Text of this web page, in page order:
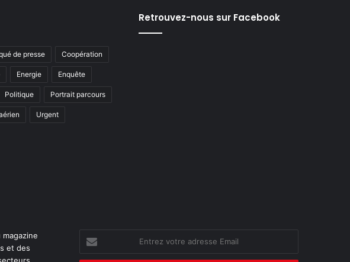
de presse Coopération
Energie Enquête
Politique Portrait parcours
Urgent
Retrouvez-nous sur Facebook
magazine
et des
votre